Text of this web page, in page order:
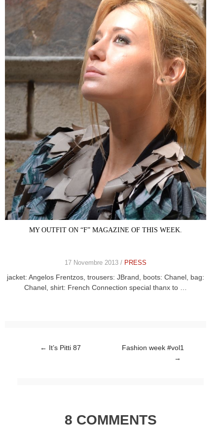
MY OUTFIT ON “F” MAGAZINE OF THIS WEEK.
17 Novembre 2013 / PRESS
jacket: Angelos Frentzos, trousers: JBrand, boots: Chanel, bag:
Chanel, shirt: French Connection special thanx to …
Post navigation
← It’s Pitti 87
Fashion week #vol1
→
8 COMMENTS